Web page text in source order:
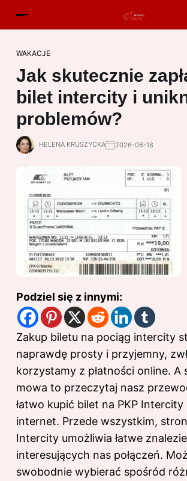
WAKACJE
Jak skutecznie
bilet intercity i
problemów?
HELENA KRUSZYCKA 2026-06-18
Podziel się z innymi:
Zakup biletu na pociąg intercity
naprawdę prosty i przyjemny,
korzystamy z płatności online. A
mowa to przeczytaj nasz
łatwo kupić bilet na PKP Intercity
internet. Przede wszystkim,
Intercity umożliwia łatwe
interesujących nas połączeń.
swobodnie wybierać spośród